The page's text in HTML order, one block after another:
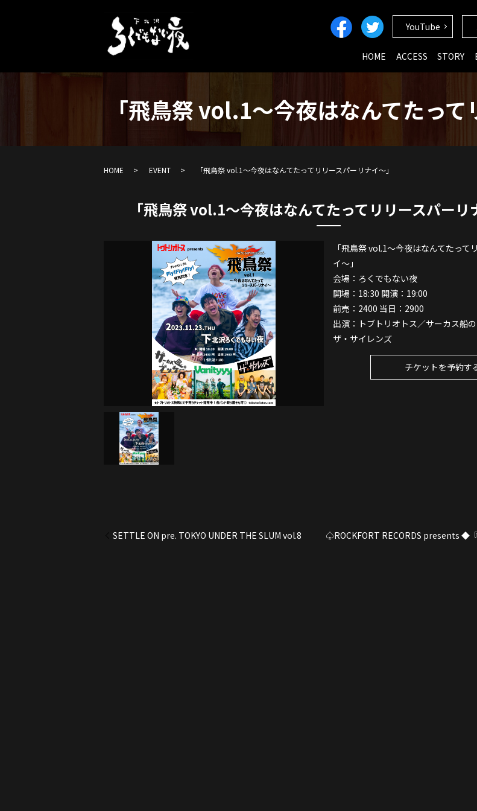
HOME ACCESS STORY
YouTube
「飛鳥祭 vol.1〜今夜はなんてたって
HOME EVENT 「飛鳥祭 vol.1〜今夜はなんてたってリリースパーリナイ〜」
「飛鳥祭 vol.1〜今夜はなんてたってリリースパーリ
「飛鳥祭 vol.1〜今夜はなんてたって
イ〜」
会場：ろくでもない夜
開場：18:30 開演：19:00
前売：2400 当日：2900
出演：トブトリオトス／サーカス船
ザ・サイレンズ
チケットを予約す
SETTLE ON pre. TOKYO UNDER THE SLUM vol.8 ♤ROCKFORT RECORDS presents ◆『